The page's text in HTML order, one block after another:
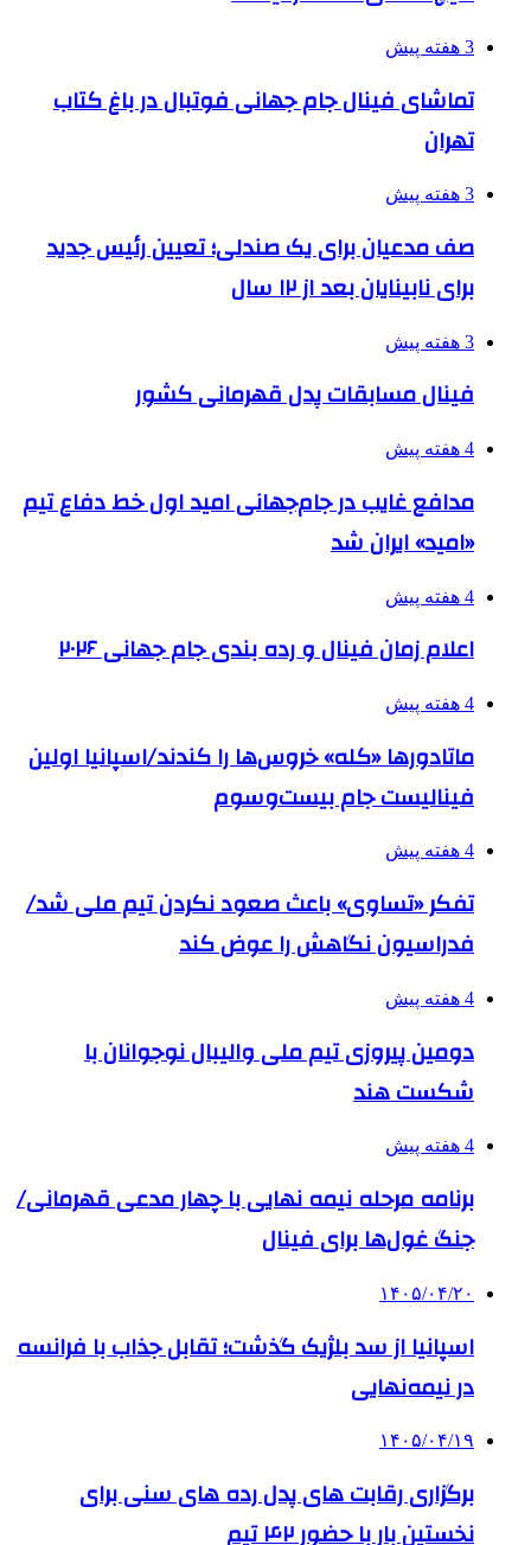
3 هفته پیش
تماشای فینال جام جهانی فوتبال در باغ کتاب
تهران
3 هفته پیش
صف مدعیان برای یک صندلی؛ تعیین رئیس جدید
برای نابینایان بعد از ۱۲ سال
3 هفته پیش
فینال مسابقات پدل قهرمانی کشور
4 هفته پیش
مدافع غایب در جام‌جهانی امید اول خط دفاع تیم
«امید» ایران شد
4 هفته پیش
اعلام زمان فینال و رده بندی جام جهانی ۲۰۲۶
4 هفته پیش
ماتادورها «کله» خروس‌ها را کندند/اسپانیا اولین
فینالیست جام بیست‌وسوم
4 هفته پیش
تفکر «تساوی» باعث صعود نکردن تیم ملی شد/
فدراسیون نگاهش را عوض کند
4 هفته پیش
دومین پیروزی تیم ملی والیبال نوجوانان با
شکست هند
4 هفته پیش
برنامه مرحله نیمه نهایی با چهار مدعی قهرمانی/
جنگ غول‌ها برای فینال
۱۴۰۵/۰۴/۲۰
اسپانیا از سد بلژیک گذشت؛ تقابل جذاب با فرانسه
در نیمه‌نهایی
۱۴۰۵/۰۴/۱۹
برگزاری رقابت های پدل رده های سنی برای
نخستین بار با حضور ۴۲ تیم